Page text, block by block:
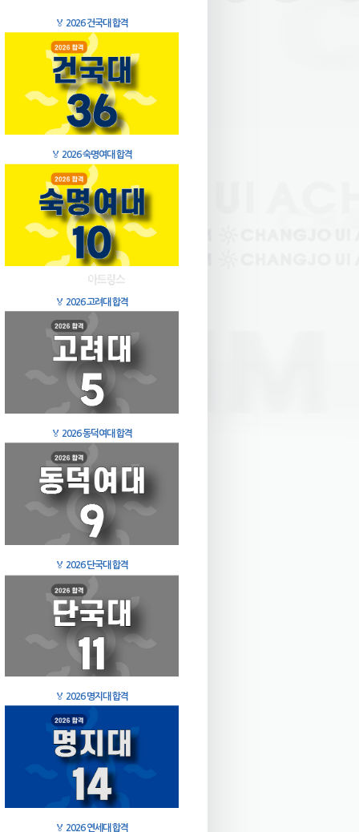
🏅 2026 건국대 합격
🏅 2026 숙명여대 합격
🏅 2026 고려대 합격
🏅 2026 동덕여대 합격
🏅 2026 단국대 합격
🏅 2026 명지대 합격
🏅 2026 연세대 합격